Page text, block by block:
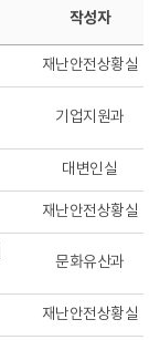
작성자
재난안전상황실
기업지원과
대변인실
재난안전상황실
문화유산과
재난안전상황실